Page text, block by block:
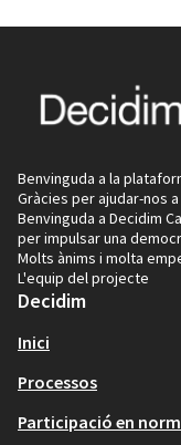
Benvinguda a la
Gràcies per ajudar-nos
Benvinguda a Decidim
per impulsar una
Molts ànims i molta
L'equip del projecte
Decidim
Inici
Processos
Participació en